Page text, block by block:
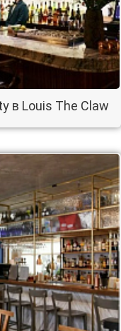
в Louis The Claw